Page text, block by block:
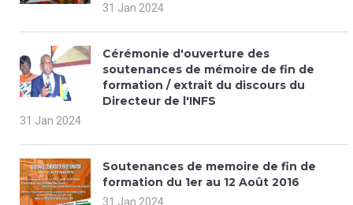
31 Jan 2024
Cérémonie d'ouverture des
soutenances de mémoire de fin de
formation / extrait du discours du
Directeur de l'INFS
31 Jan 2024
Soutenances de memoire de fin de
formation du 1er au 12 Août 2016
31 Jan 2024